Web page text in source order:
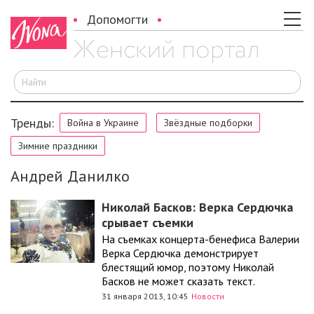
Допомогти
Тренды: Война в Украине
Звёздные подборки
Зимние праздники
Андрей Данилко
Николай Басков: Верка Сердючка
срывает съемки
На съемках концерта-бенефиса Валерии
Верка Сердючка демонстрирует
блестящий юмор, поэтому Николай
Басков не может сказать текст.
31 января 2013, 10:45 Новости